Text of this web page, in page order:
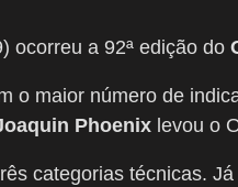
ocorreu a 92ª edição do
o maior número de
Phoenix levou o
categorias técnicas.